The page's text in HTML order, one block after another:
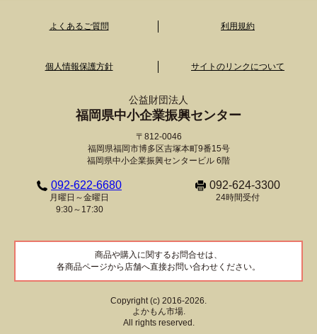
よくあるご質問 利用規約
個人情報保護方針 サイトのリンクについて
公益財団法人
福岡県中小企業振興センター
〒812-0046
福岡県福岡市博多区吉塚本町9番15号
福岡県中小企業振興センタービル 6階
092-622-6680
月曜日～金曜日
9:30～17:30
092-624-3300
24時間受付
商品や購入に関するお問合せは、
各商品ページから店舗へ直接お問い合わせください。
Copyright (c) 2016-2026.
よかもん市場.
All rights reserved.